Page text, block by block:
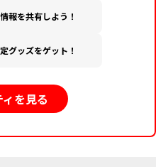
報を共有しよう！
グッズをゲット！
を見る